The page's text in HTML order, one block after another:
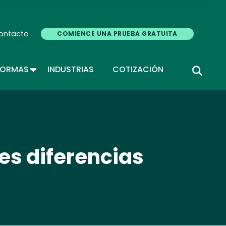
COMIENCE UNA PRUEBA GRATUITA
TOGGLE DROPDOWN
INDUSTRIAS COTIZACIÓN
diferencias